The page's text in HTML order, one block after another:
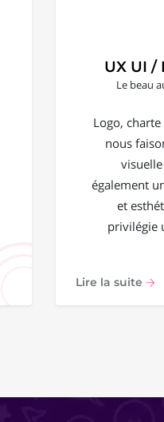
UX UI
Le beau
Logo,
nous
également
et
privilégie
Lire la suite